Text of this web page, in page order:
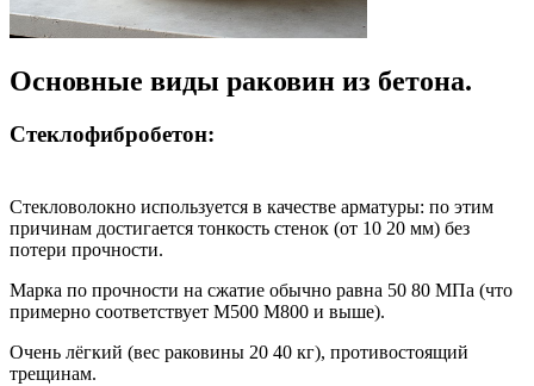
Основные виды раковин из бетона.
Стеклофибробетон:
Стекловолокно используется в качестве арматуры: по этим
причинам достигается тонкость стенок (от 10 20 мм) без
потери прочности.
Марка по прочности на сжатие обычно равна 50 80 МПа (что
примерно соответствует М500 М800 и выше).
Очень лёгкий (вес раковины 20 40 кг), противостоящий
трещинам.